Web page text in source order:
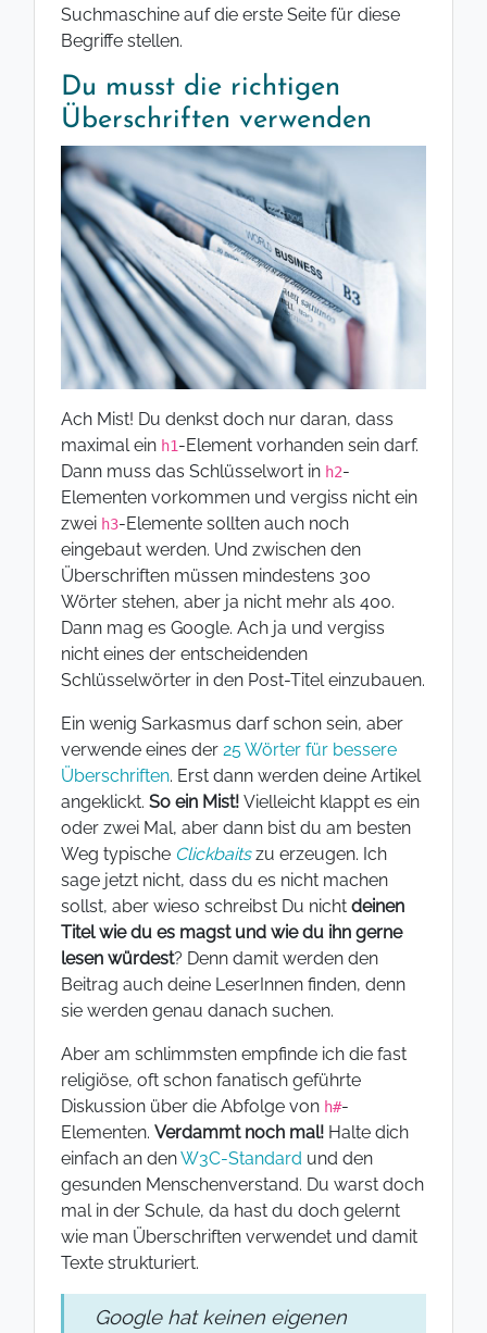
Suchmaschine auf die erste Seite für diese
Begriffe stellen.
Du musst die richtigen
Überschriften verwenden
Ach Mist! Du denkst doch nur daran, dass
maximal ein h1-Element vorhanden sein darf.
Dann muss das Schlüsselwort in h2-
Elementen vorkommen und vergiss nicht ein
zwei h3-Elemente sollten auch noch
eingebaut werden. Und zwischen den
Überschriften müssen mindestens 300
Wörter stehen, aber ja nicht mehr als 400.
Dann mag es Google. Ach ja und vergiss
nicht eines der entscheidenden
Schlüsselwörter in den Post-Titel einzubauen.
Ein wenig Sarkasmus darf schon sein, aber
verwende eines der 25 Wörter für bessere
Überschriften. Erst dann werden deine Artikel
angeklickt. So ein Mist! Vielleicht klappt es ein
oder zwei Mal, aber dann bist du am besten
Weg typische Clickbaitszu erzeugen. Ich
sage jetzt nicht, dass du es nicht machen
sollst, aber wieso schreibst Du nicht deinen
Titel wie du es magst und wie du ihn gerne
lesen würdest? Denn damit werden den
Beitrag auch deine LeserInnen finden, denn
sie werden genau danach suchen.
Aber am schlimmsten empfinde ich die fast
religiöse, oft schon fanatisch geführte
Diskussion über die Abfolge von h#-
Elementen. Verdammt noch mal! Halte dich
einfach an denW3C-Standard und den
gesunden Menschenverstand. Du warst doch
mal in der Schule, da hast du doch gelernt
wie man Überschriften verwendet und damit
Texte strukturiert.
Google hat keinen eigenen